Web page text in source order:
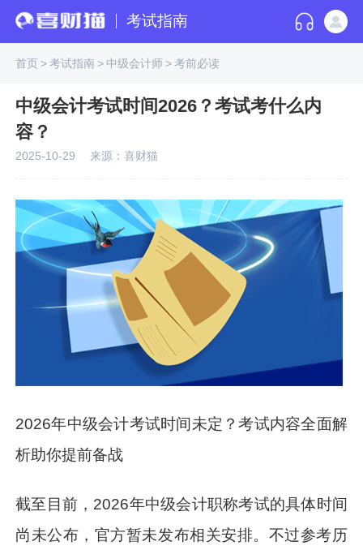
考试指南
首页>考试指南> 中级会计师>考前必读
中级会计考试时间2026？考试考什么内
容？
2025-10-29 来源：喜财猫
2026年中级会计考试时间未定？考试内容全面解
析助你提前备战
截至目前，2026年中级会计职称考试的具体时间
尚未公布，官方暂未发布相关安排。不过参考历